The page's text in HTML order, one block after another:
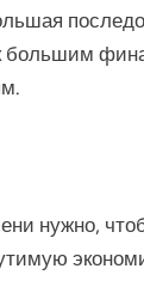
большим
нужно,